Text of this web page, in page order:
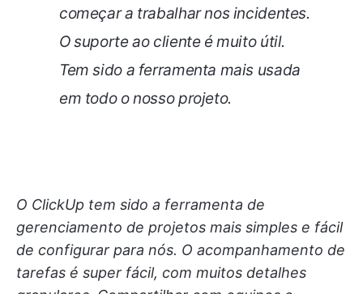
começar a trabalhar nos incidentes.
O suporte ao cliente é muito útil.
Tem sido a ferramenta mais usada
em todo o nosso projeto.
O ClickUp tem sido a ferramenta de
gerenciamento de projetos mais simples e fácil
de configurar para nós. O acompanhamento de
tarefas é super fácil, com muitos detalhes